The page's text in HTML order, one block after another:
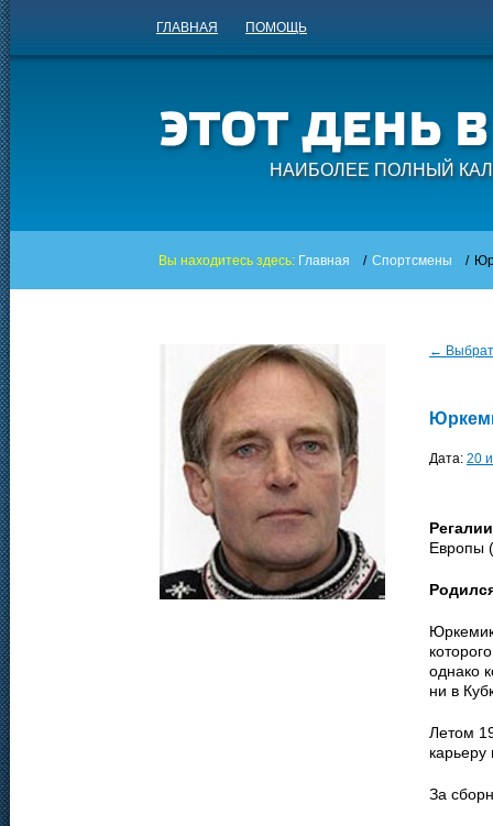
ГЛАВНАЯ ПОМОЩЬ
НАИБОЛЕЕ ПОЛНЫЙ
Вы находитесь здесь: Главная / Спортсмены /
←
Дата: 20
Европы
однако
ни в
Летом
За